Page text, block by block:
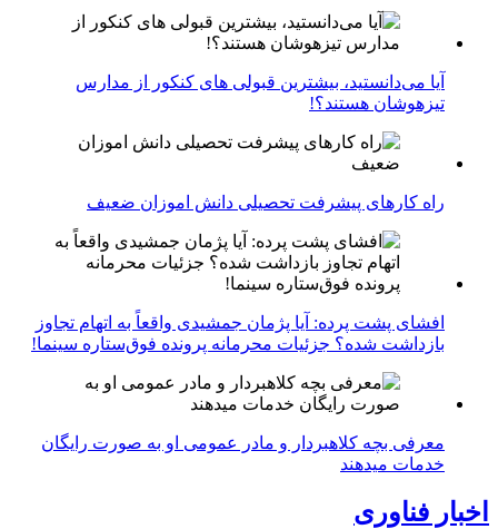
آیا می‌دانستید، بیشترین قبولی های کنکور از مدارس
تیزهوشان هستند؟!
راه کارهای پیشرفت تحصیلی دانش اموزان ضعیف
افشای پشت پرده: آیا پژمان جمشیدی واقعاً به اتهام تجاوز
بازداشت شده؟ جزئیات محرمانه پرونده فوق‌ستاره سینما!
معرفی بچه کلاهبردار و مادر عمومی او به صورت رایگان
خدمات میدهند
اخبار فناوری